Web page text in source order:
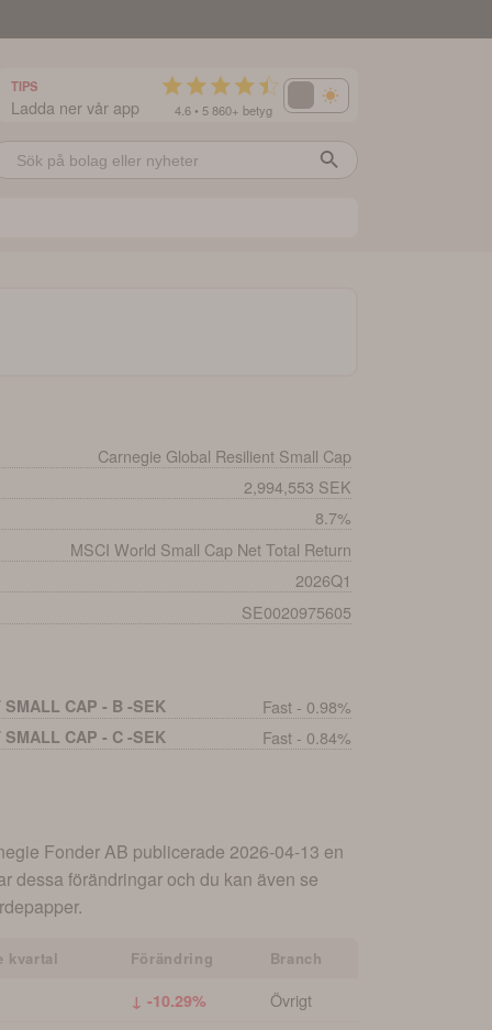
TIPS
Ladda ner vår app 4.6 • 5 860+ betyg
Carnegie Global Resilient Small Cap
2,994,553 SEK
8.7%
MSCI World Small Cap Net Total Return
2026Q1
SE0020975605
CAP - B -SEK Fast - 0.98%
CAP - C -SEK Fast - 0.84%
Fonder AB publicerade 2026-04-13 en
dessa förändringar och du kan även se
kvartal Förändring Branch
↓ -10.29%
Övrigt